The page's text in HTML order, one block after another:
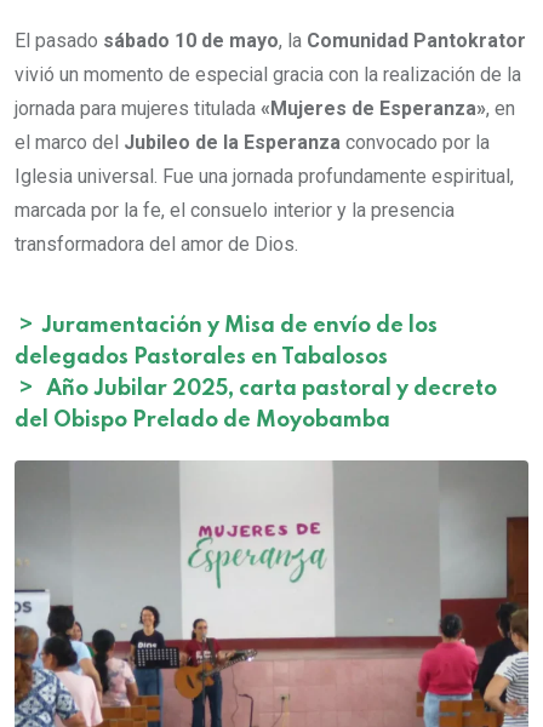
El pasado sábado 10 de mayo, la Comunidad Pantokrator
vivió un momento de especial gracia con la realización de la
jornada para mujeres titulada «Mujeres de Esperanza», en
el marco del Jubileo de la Esperanza convocado por la
Iglesia universal. Fue una jornada profundamente espiritual,
marcada por la fe, el consuelo interior y la presencia
transformadora del amor de Dios.
> Juramentación y Misa de envío de los
delegados Pastorales en Tabalosos
>
Año Jubilar 2025, carta pastoral y decreto
del Obispo Prelado de Moyobamba